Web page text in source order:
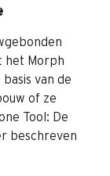
het Morph
van de
of ze
Tool: De
beschreven